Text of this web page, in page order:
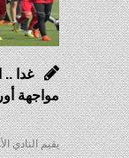
غدا ..
مواجهة
يقيم النادي